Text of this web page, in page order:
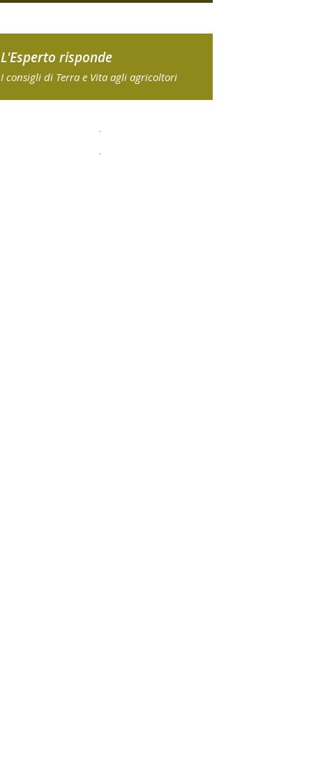
L'Esperto risponde
I consigli di Terra e Vita agli agricoltori